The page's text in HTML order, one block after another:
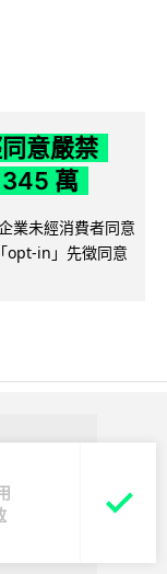
意嚴禁
萬
業未經消費者同意
opt-in」先徵同意